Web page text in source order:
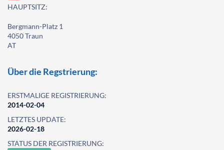
HAUPTSITZ:
Bergmann-Platz 1
4050 Traun
AT
Über die Regstrierung:
ERSTMALIGE REGISTRIERUNG:
2014-02-04
LETZTES UPDATE:
2026-02-18
STATUS DER REGISTRIERUNG: